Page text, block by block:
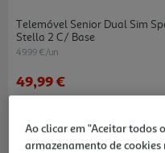
Telemóvel Senior Dual Sim
Stella 2 C/ Base
49.99 €/un
49,99 €
Ao clicar em "Aceitar todos
armazenamento de